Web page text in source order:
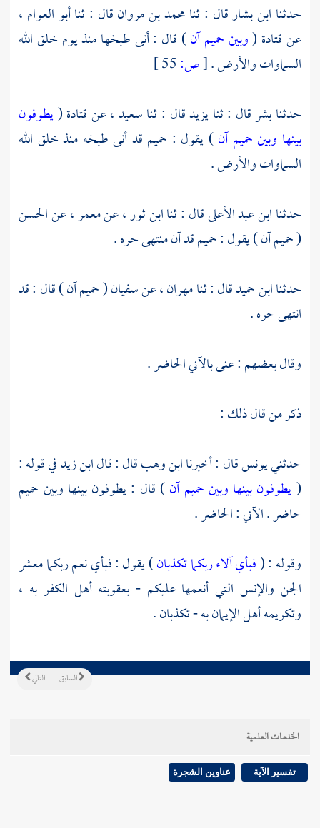
حدثنا ابن بشارقال : ثنامحمد بن مروانقال : ثناأبو العوام ،
عنقتادة (وبين حميم آن) قال : أنى طبخها منذ يوم خلق الله
السماوات والأرض .[ص:
حدثنابشرقال : ثنايزيدقال : ثناسعيد، عنقتادة(يطوفون
بينها وبين حميم آن) يقول : حميم قد أنى طبخه منذ خلق الله
السماوات والأرض .
حدثناابن عبد الأعلىقال : ثناابن ثور، عنمعمر، عنالحسن
( حميم آن ) يقول : حميم قد آن منتهى حره .
حدثناابن حميدقال : ثنامهران، عنسفيان( حميم آن ) قال : قد
انتهى حره .
وقال بعضهم : عنى بالآني الحاضر .
ذكر من قال ذلك :
حدثنييونسقال : أخبرناابن وهبقال : قالابن زيدفي قوله :
(يطوفون بينها وبين حميم آن) قال : يطوفون بينها وبين حميم
حاضر . الآني : الحاضر .
وقوله : (فبأي آلاء ربكما تكذبان) يقول : فبأي نعم ربكما معشر
الجن والإنس التي أنعمها عليكم - بعقوبته أهل الكفر به ،
وتكريمه أهل الإيمان به - تكذبان .
التالي السابق
الخدمات العلمية
تفسير الآية عناوين الشجرة